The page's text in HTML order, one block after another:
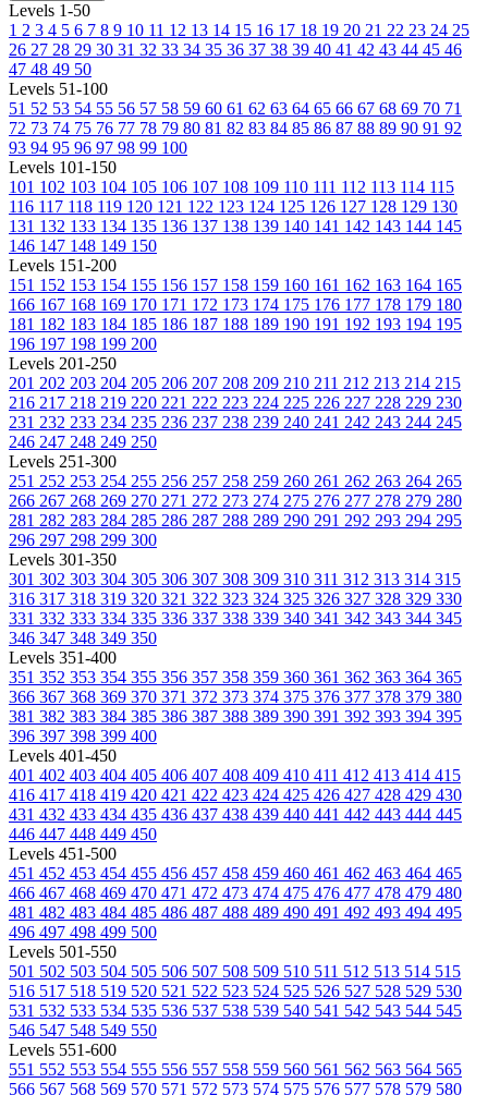
Levels 1-50
1 2 3 4 5 6 7 8 9 10 11 12 13 14 15 16 17 18 19 20 21 22 23 24 25
26 27 28 29 30 31 32 33 34 35 36 37 38 39 40 41 42 43 44 45 46
47 48 49 50
Levels 51-100
51 52 53 54 55 56 57 58 59 60 61 62 63 64 65 66 67 68 69 70 71
72 73 74 75 76 77 78 79 80 81 82 83 84 85 86 87 88 89 90 91 92
93 94 95 96 97 98 99 100
Levels 101-150
101 102 103 104 105 106 107 108 109 110 111 112 113 114 115
116 117 118 119 120 121 122 123 124 125 126 127 128 129 130
131 132 133 134 135 136 137 138 139 140 141 142 143 144 145
146 147 148 149 150
Levels 151-200
151 152 153 154 155 156 157 158 159 160 161 162 163 164 165
166 167 168 169 170 171 172 173 174 175 176 177 178 179 180
181 182 183 184 185 186 187 188 189 190 191 192 193 194 195
196 197 198 199 200
Levels 201-250
201 202 203 204 205 206 207 208 209 210 211 212 213 214 215
216 217 218 219 220 221 222 223 224 225 226 227 228 229 230
231 232 233 234 235 236 237 238 239 240 241 242 243 244 245
246 247 248 249 250
Levels 251-300
251 252 253 254 255 256 257 258 259 260 261 262 263 264 265
266 267 268 269 270 271 272 273 274 275 276 277 278 279 280
281 282 283 284 285 286 287 288 289 290 291 292 293 294 295
296 297 298 299 300
Levels 301-350
301 302 303 304 305 306 307 308 309 310 311 312 313 314 315
316 317 318 319 320 321 322 323 324 325 326 327 328 329 330
331 332 333 334 335 336 337 338 339 340 341 342 343 344 345
346 347 348 349 350
Levels 351-400
351 352 353 354 355 356 357 358 359 360 361 362 363 364 365
366 367 368 369 370 371 372 373 374 375 376 377 378 379 380
381 382 383 384 385 386 387 388 389 390 391 392 393 394 395
396 397 398 399 400
Levels 401-450
401 402 403 404 405 406 407 408 409 410 411 412 413 414 415
416 417 418 419 420 421 422 423 424 425 426 427 428 429 430
431 432 433 434 435 436 437 438 439 440 441 442 443 444 445
446 447 448 449 450
Levels 451-500
451 452 453 454 455 456 457 458 459 460 461 462 463 464 465
466 467 468 469 470 471 472 473 474 475 476 477 478 479 480
481 482 483 484 485 486 487 488 489 490 491 492 493 494 495
496 497 498 499 500
Levels 501-550
501 502 503 504 505 506 507 508 509 510 511 512 513 514 515
516 517 518 519 520 521 522 523 524 525 526 527 528 529 530
531 532 533 534 535 536 537 538 539 540 541 542 543 544 545
546 547 548 549 550
Levels 551-600
551 552 553 554 555 556 557 558 559 560 561 562 563 564 565
566 567 568 569 570 571 572 573 574 575 576 577 578 579 580